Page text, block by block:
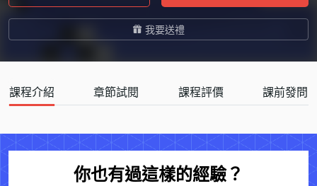
我要送禮
課程介紹 章節試閱 課程評價 課前發問
你也有過這樣的經驗？